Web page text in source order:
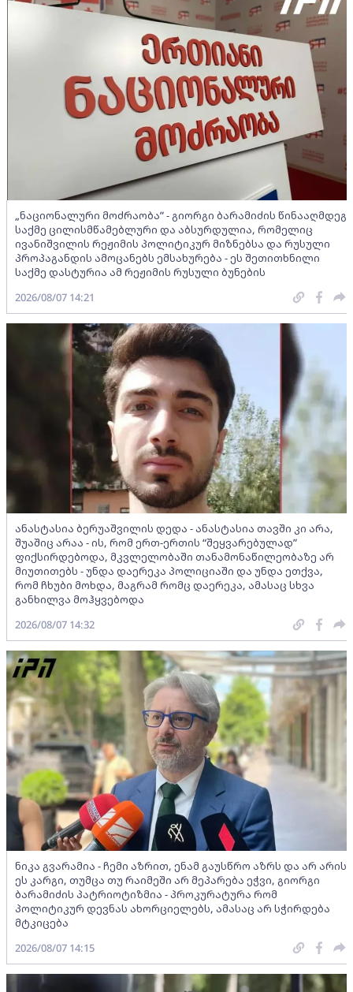
„ნაციონალური მოძრაობა” - გიორგი ბარამიძის წინააღმდეგ
საქმე ცილისმწამებლური და აბსურდულია, რომელიც
ივანიშვილის რეჟიმის პოლიტიკურ მიზნებსა და რუსული
პროპაგანდის ამოცანებს ემსახურება - ეს შეთითხნილი
საქმე დასტურია ამ რეჟიმის რუსული ბუნების
2026/08/07 14:21
ანასტასია ბერუაშვილის დედა - ანასტასია თავში კი არა,
შუაშიც არაა - ის, რომ ერთ-ერთის “შეყვარებულად”
ფიქსირდებოდა, მკვლელობაში თანამონაწილეობაზე არ
მიუთითებს - უნდა დაერეკა პოლიციაში და უნდა ეთქვა,
რომ ჩხუბი მოხდა, მაგრამ რომც დაერეკა, ამასაც სხვა
განხილვა მოჰყვებოდა
2026/08/07 14:32
ნიკა გვარამია - ჩემი აზრით, ენამ გაუსწრო აზრს და არ არის
ეს კარგი, თუმცა თუ რაიმეში არ მეპარება ეჭვი, გიორგი
ბარამიძის პატრიოტიზმია - პროკურატურა რომ
პოლიტიკურ დევნას ახორციელებს, ამასაც არ სჭირდება
მტკიცება
2026/08/07 14:15